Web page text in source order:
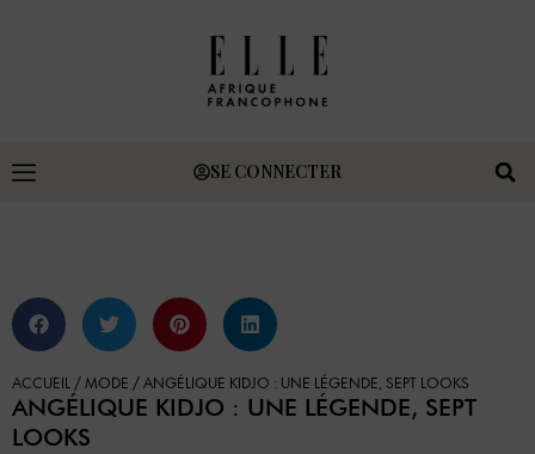
SE CONNECTER
ACCUEIL / MODE / ANGÉLIQUE KIDJO : UNE LÉGENDE, SEPT LOOKS
ANGÉLIQUE KIDJO : UNE LÉGENDE, SEPT
LOOKS